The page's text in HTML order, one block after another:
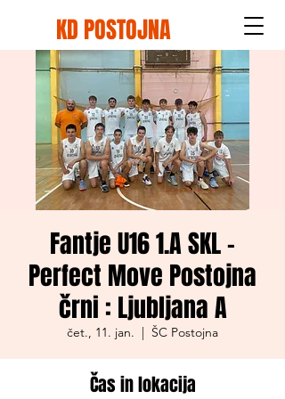
KD POSTOJNA
Fantje U16 1.A SKL -
Perfect Move Postojna
črni : Ljubljana A
čet., 11. jan.
  |
ŠC Postojna
Čas in lokacija